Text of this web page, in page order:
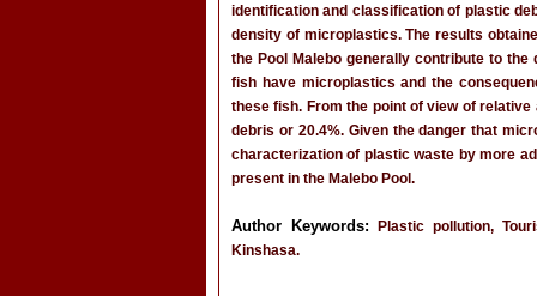
identification and classification of plastic
density of microplastics. The results
the Pool Malebo generally contribute to
fish have microplastics and the
these fish. From the point of view of
debris or 20.4%. Given the danger that
characterization of plastic waste by more
present in the Malebo Pool.
Author Keywords: Plastic pollution,
Kinshasa.